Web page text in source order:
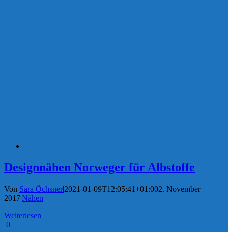
Designnähen Norweger für Albstoffe
Von Sara Öchsner|2021-01-09T12:05:41+01:002. November
2017|Nähen|
Weiterlesen
0